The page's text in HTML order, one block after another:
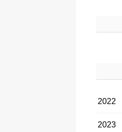
2022
2023